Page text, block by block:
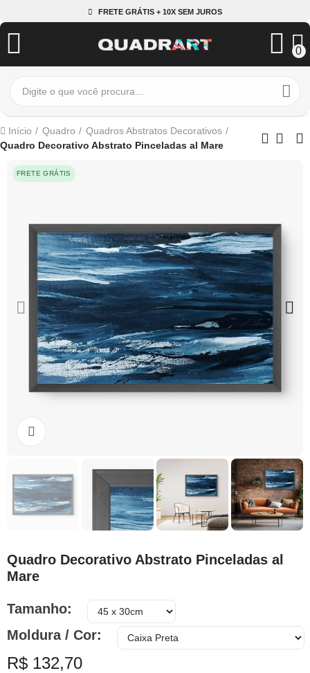
FRETE GRÁTIS + 10X SEM JUROS
0
Início Quadro
Quadros Abstratos Decorativos
Quadro Decorativo Abstrato Pinceladas al Mare
FRETE GRÁTIS
Quadro Decorativo Abstrato Pinceladas al
Mare
Tamanho
Moldura / Cor
R$ 132,70